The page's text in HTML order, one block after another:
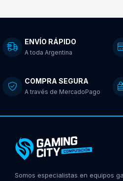
ENVÍO RÁPIDO
A toda Argentina
COMPRA SEGURA
A través de MercadoPago
Somos especialistas en equipos